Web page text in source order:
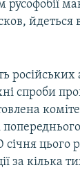
йдеться
російських
спроби
цього
за кілька